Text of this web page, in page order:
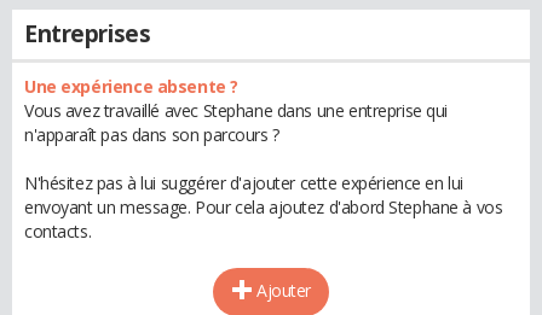
Entreprises
Une expérience absente ?
Vous avez travaillé avec Stephane dans une entreprise qui
n'apparaît pas dans son parcours ?
N'hésitez pas à lui suggérer d'ajouter cette expérience en lui
envoyant un message. Pour cela ajoutez d'abord Stephane à vos
contacts.
Ajouter